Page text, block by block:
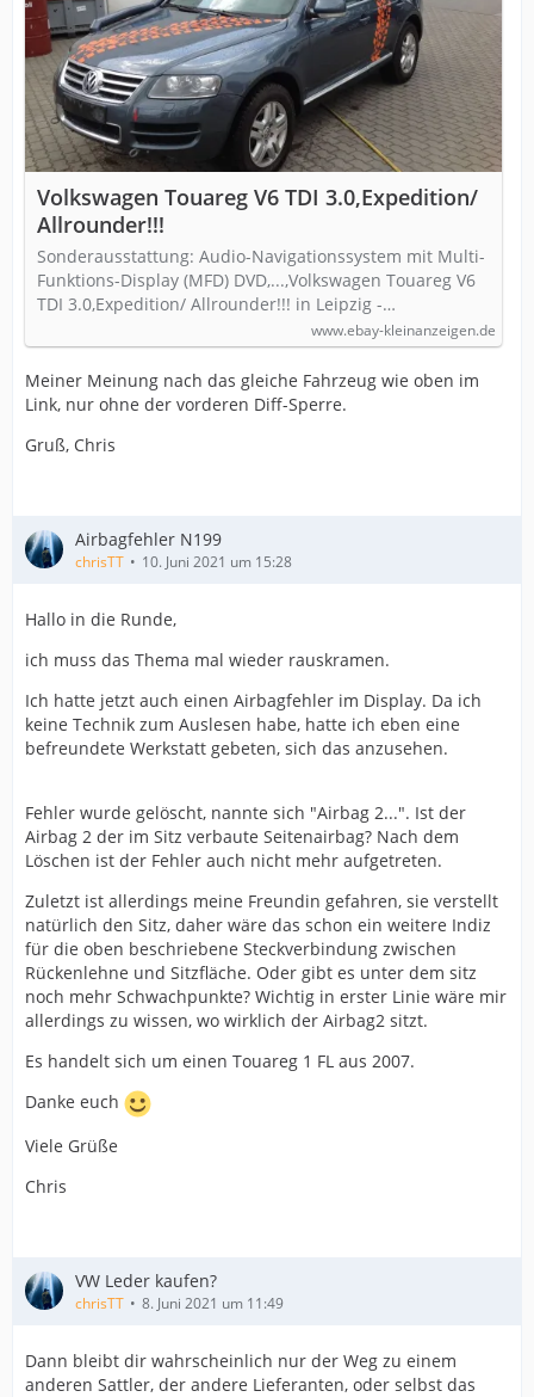
Volkswagen Touareg V6 TDI 3.0,Expedition/
Allrounder!!!
Sonderausstattung: Audio-Navigationssystem mit Multi-
Funktions-Display (MFD) DVD,...,Volkswagen Touareg V6
TDI 3.0,Expedition/ Allrounder!!! in Leipzig -…
www.ebay-kleinanzeigen.de
Meiner Meinung nach das gleiche Fahrzeug wie oben im
Link, nur ohne der vorderen Diff-Sperre.
Gruß, Chris
Airbagfehler N199
chrisTT 10. Juni 2021 um 15:28
Hallo in die Runde,
ich muss das Thema mal wieder rauskramen.
Ich hatte jetzt auch einen Airbagfehler im Display. Da ich
keine Technik zum Auslesen habe, hatte ich eben eine
befreundete Werkstatt gebeten, sich das anzusehen.
Fehler wurde gelöscht, nannte sich "Airbag 2...". Ist der
Airbag 2 der im Sitz verbaute Seitenairbag? Nach dem
Löschen ist der Fehler auch nicht mehr aufgetreten.
Zuletzt ist allerdings meine Freundin gefahren, sie verstellt
natürlich den Sitz, daher wäre das schon ein weitere Indiz
für die oben beschriebene Steckverbindung zwischen
Rückenlehne und Sitzfläche. Oder gibt es unter dem sitz
noch mehr Schwachpunkte? Wichtig in erster Linie wäre mir
allerdings zu wissen, wo wirklich der Airbag2 sitzt.
Es handelt sich um einen Touareg 1 FL aus 2007.
Danke euch
Viele Grüße
Chris
VW Leder kaufen?
chrisTT 8. Juni 2021 um 11:49
Dann bleibt dir wahrscheinlich nur der Weg zu einem
anderen Sattler, der andere Lieferanten, oder selbst das